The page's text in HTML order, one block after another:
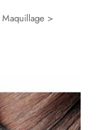
Maquillage >